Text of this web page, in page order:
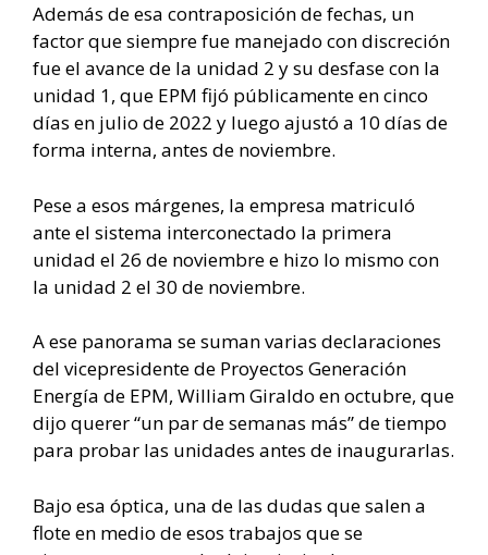
Además de esa contraposición de fechas, un
factor que siempre fue manejado con discreción
fue el avance de la unidad 2 y su desfase con la
unidad 1, que EPM fijó públicamente en cinco
días en julio de 2022 y luego ajustó a 10 días de
forma interna, antes de noviembre.
Pese a esos márgenes, la empresa matriculó
ante el sistema interconectado la primera
unidad el 26 de noviembre e hizo lo mismo con
la unidad 2 el 30 de noviembre.
A ese panorama se suman varias declaraciones
del vicepresidente de Proyectos Generación
Energía de EPM, William Giraldo en octubre, que
dijo querer “un par de semanas más” de tiempo
para probar las unidades antes de inaugurarlas.
Bajo esa óptica, una de las dudas que salen a
flote en medio de esos trabajos que se